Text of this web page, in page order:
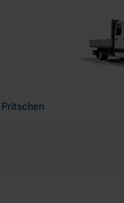
Pritschen